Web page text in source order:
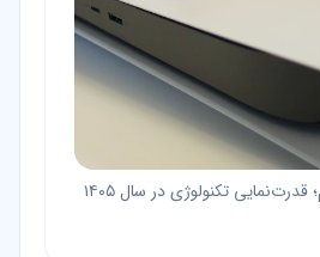
تکنولوژی در سال ۱۴۰۵